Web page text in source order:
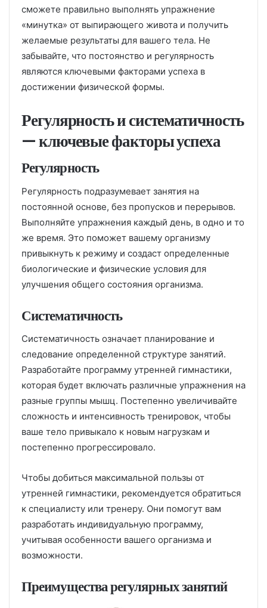
сможете правильно выполнять упражнение
«минутка» от выпирающего живота и получить
желаемые результаты для вашего тела. Не
забывайте, что постоянство и регулярность
являются ключевыми факторами успеха в
достижении физической формы.
Регулярность и систематичность
— ключевые факторы успеха
Регулярность
Регулярность подразумевает занятия на
постоянной основе, без пропусков и перерывов.
Выполняйте упражнения каждый день, в одно и то
же время. Это поможет вашему организму
привыкнуть к режиму и создаст определенные
биологические и физические условия для
улучшения общего состояния организма.
Систематичность
Систематичность означает планирование и
следование определенной структуре занятий.
Разработайте программу утренней гимнастики,
которая будет включать различные упражнения на
разные группы мышц. Постепенно увеличивайте
сложность и интенсивность тренировок, чтобы
ваше тело привыкало к новым нагрузкам и
постепенно прогрессировало.
Чтобы добиться максимальной пользы от
утренней гимнастики, рекомендуется обратиться
к специалисту или тренеру. Они помогут вам
разработать индивидуальную программу,
учитывая особенности вашего организма и
возможности.
Преимущества регулярных занятий